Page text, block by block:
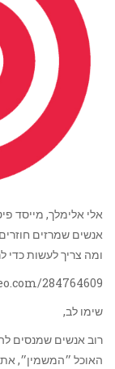
אלי אלימלך, מייסד
אנשים שמרזים
ומה צריך לעשות כדי
284764609
שימו לב,
רוב אנשים שמנסים
האוכל ״המשמין״,